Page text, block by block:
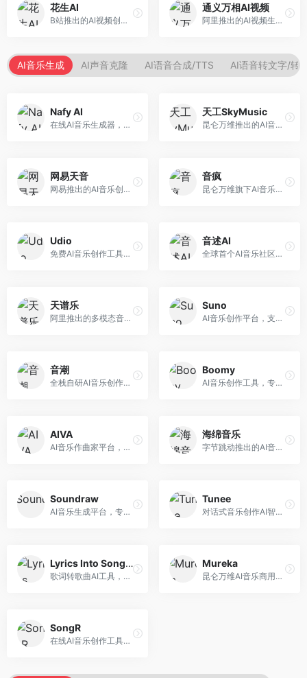
花生AI
B站推出的AI视频创作工具，专注于短视频内容生成。面向B站创作者，支持视频生成、视频编辑等功能，与B站平台深度整合，创作效率高。
通义万相AI视频
阿里推出的AI视频生成服务，整合图像与视频创作能力。面向电商和营销从业者，支持商品视频生成、营销视频制作等服务，商业应用场景丰富。
AI音乐生成 AI声音克隆 AI语音合成/TTS AI语音转文字/转
Nafy AI
在线AI音乐生成器，专注于快速音乐创作。面向内容创作者，支持多种风格音乐生成，操作简便，生成速度快，适合快速配乐需求。
天工SkyMusic
昆仑万维推出的AI音乐创作平台，基于天工大模型。面向音乐创作者，支持歌词生成、旋律创作、音乐编曲等服务，中文音乐创作能力强。
网易天音
网易推出的AI音乐创作工具，支持作词、作曲与编曲。面向音乐爱好者和独立音乐人，提供歌词生成、旋律创作、编曲制作等服务，与网易云音乐生态深度整合。
音疯
昆仑万维旗下AI音乐创作平台，专注于音乐内容生成。面向音乐爱好者和内容创作者，提供多种风格音乐生成，操作简便，创作速度快。
Udio
免费AI音乐创作工具，专注于高质量音乐生成。面向音乐创作者和内容制作者，支持多种音乐风格生成，音质专业，创作自由度高，适合专业音乐制作场景。
音述AI
全球首个AI音乐社区平台，整合创作与分享功能。面向音乐创作者和爱好者，提供音乐创作、作品分享、社区交流等服务，社区氛围活跃。
天谱乐
阿里推出的多模态音乐生成平台，整合音频与文本理解能力。面向内容创作者，支持歌词生成、旋律创作、音乐编辑等服务，与阿里生态深度整合。
Suno
AI音乐创作平台，支持通过文字描述生成完整歌曲，包含歌词、旋律和人声。面向音乐爱好者、内容创作者和独立音乐人，操作门槛低，创作速度快，支持多种音乐风格，为音乐创作带来全新可能。
音潮
全栈自研AI音乐创作平台，支持从创作到发布的完整流程。面向独立音乐人和音乐工作室，提供作词作曲、编曲混音、音乐发布等服务，创作工具专业。
Boomy
AI音乐创作工具，专注于快速音乐生成与发布。面向音乐爱好者和业余创作者，支持一键生成原创音乐，可直接发布到音乐平台，创作门槛低。
AIVA
AI音乐作曲家平台，专注于古典和影视配乐创作。面向影视制作人和游戏开发者，提供原创音乐生成、配乐定制等服务，音乐风格专业，适合影视游戏配乐。
海绵音乐
字节跳动推出的AI音乐创作平台，支持多风格音乐生成。面向内容创作者和音乐爱好者，提供歌词创作、旋律生成、编曲制作等服务，创作效率高，适合短视频配乐。
Soundraw
AI音乐生成平台，专注于免版税音乐创作。面向视频创作者和内容制作者，提供背景音乐生成、音乐定制等服务，音乐版权清晰，适合视频配乐场景。
Tunee
对话式音乐创作AI智能体，支持自然语言交互创作。面向音乐爱好者，通过对话方式完成音乐创作，交互体验友好，创作过程直观。
Lyrics Into Song AI
歌词转歌曲AI工具，支持将歌词转化为完整歌曲。面向歌词创作者和音乐爱好者，提供歌词谱曲、编曲制作等服务，歌词音乐化效率高。
Mureka
昆仑万维AI音乐商用创作平台，专注于商业音乐授权。面向企业和商业用户，提供版权音乐生成、商用授权等服务，音乐版权清晰，商业应用安全。
SongR
在线AI音乐创作工具，支持歌词与旋律一体化生成。面向内容创作者和音乐爱好者，提供歌词创作、旋律生成、音乐制作等服务，操作简便，创作速度快。